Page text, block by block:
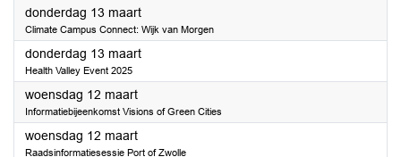
donderdag 13 maart2025
Climate Campus Connect: Wijk van Morgen
donderdag 13 maart2025
Health Valley Event 2025
woensdag 12 maart2025
Informatiebijeenkomst Visions of Green Cities
woensdag 12 maart2025
Raadsinformatiesessie Port of Zwolle